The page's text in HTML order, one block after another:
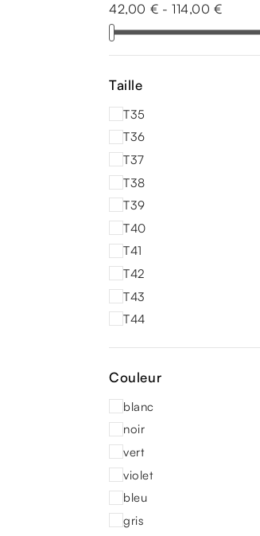
42,00 € - 114,00 €
Taille
T35
T36
T37
T38
T39
T40
T41
T42
T43
T44
Couleur
blanc
noir
vert
violet
bleu
gris